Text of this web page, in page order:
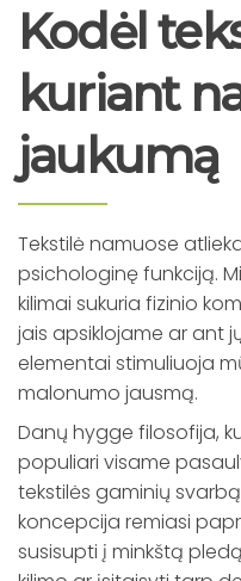
Kodėl
kuriant
jaukumą
Tekstilė namuose
psichologinę funkciją.
kilimai sukuria fizinio
jais apsiklojame ar ant
elementai stimuliuoja
malonumo jausmą.
Danų hygge filosofija,
populiari visame
tekstilės gaminių
koncepcija remiasi
susisupti į minkštą